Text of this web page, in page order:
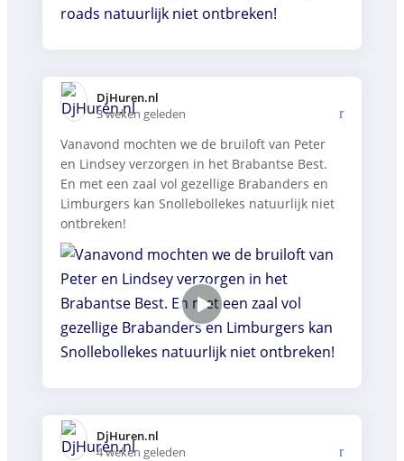
DjHuren.nl️
3 weken geleden
Vanavond mochten we de bruiloft van Peter
en Lindsey verzorgen in het Brabantse Best.
En met een zaal vol gezellige Brabanders en
Limburgers kan Snollebollekes natuurlijk niet
ontbreken!
DjHuren.nl️
4 weken geleden